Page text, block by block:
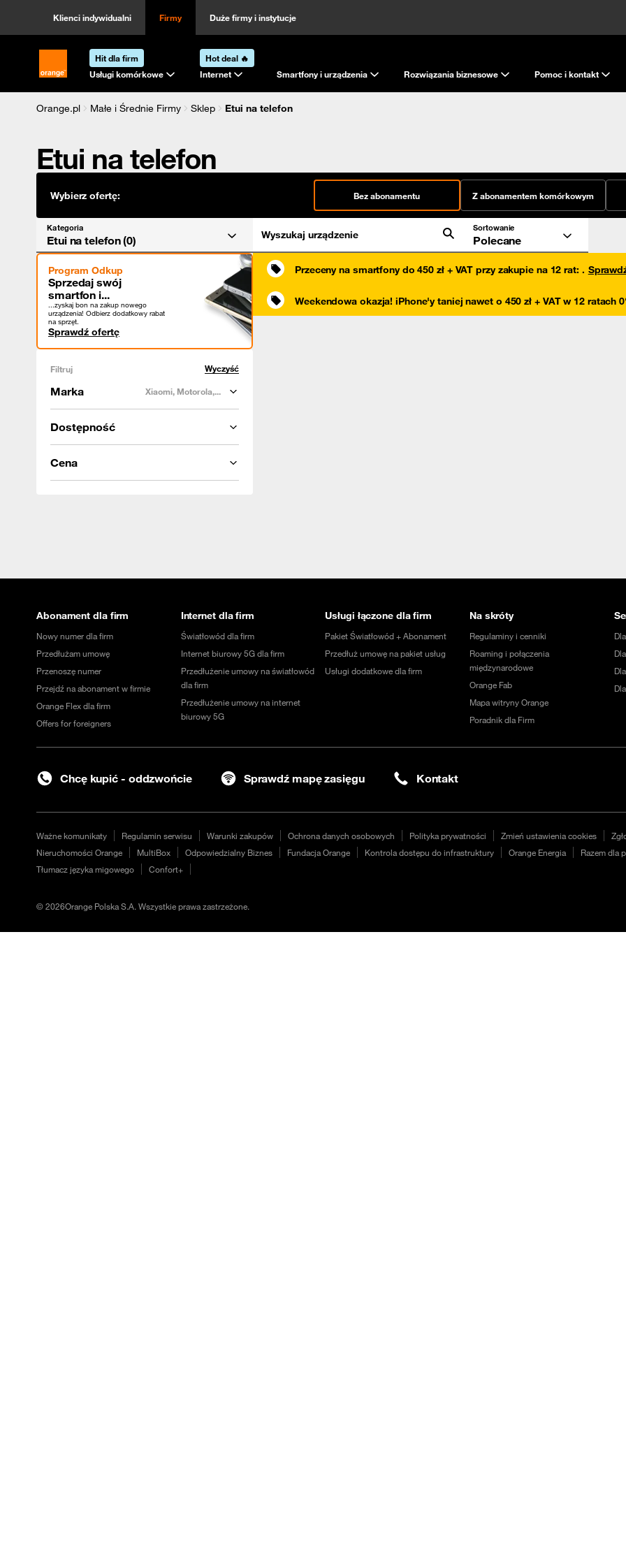
Klienci indywidualni Firmy Duże firmy i instytucje
Strona główna Orange.pl
Hit dla firm
Usługi komórkowe
Hot deal 🔥
Internet
Smartfony i urządzenia Rozwiązania biznesowe Pomoc i kontakt
Orange.pl Małe i Średnie Firmy Sklep
Etui na telefon
Etui na telefon
Wybierz ofertę: Bez abonamentu Z abonamentem komórkowym
Kategoria
Etui na telefon (0) Wyszukaj urządzenie
Sortowanie
Polecane
Program Odkup
Sprzedaj swój
smartfon i...
...zyskaj bon na zakup nowego
urządzenia! Odbierz dodatkowy rabat
na sprzęt.
Sprawdź ofertę
Filtruj Wyczyść
Marka Xiaomi, Motorola,...
Dostępność
Cena
Przeceny na smartfony do 450 zł + VAT przy zakupie na 12 rat: .
Weekendowa okazja! iPhone'y taniej nawet o 450 zł + VAT w 12 ratach
Abonament dla firm
Nowy numer dla firm
Przedłużam umowę
Przenoszę numer
Przejdź na abonament w firmie
Orange Flex dla firm
Offers for foreigners
Internet dla firm
Światłowód dla firm
Internet biurowy 5G dla firm
Przedłużenie umowy na światłowód
dla firm
Przedłużenie umowy na internet
biurowy 5G
Usługi łączone dla firm
Pakiet Światłowód + Abonament
Przedłuż umowę na pakiet usług
Usługi dodatkowe dla firm
Na skróty
Regulaminy i cenniki
Roaming i połączenia
międzynarodowe
Orange Fab
Mapa witryny Orange
Poradnik dla Firm
Chcę kupić - oddzwońcie Sprawdź mapę zasięgu Kontakt
Ważne komunikaty Regulamin serwisu Warunki zakupów Ochrona danych osobowych Polityka prywatności Zmień ustawienia cookies
Nieruchomości Orange
MultiBox Odpowiedzialny Biznes Fundacja Orange Kontrola dostępu do infrastruktury Orange Energia Razem dla
Tłumacz języka migowego
Confort+
©2026Orange Polska S.A. Wszystkie prawa zastrzeżone.